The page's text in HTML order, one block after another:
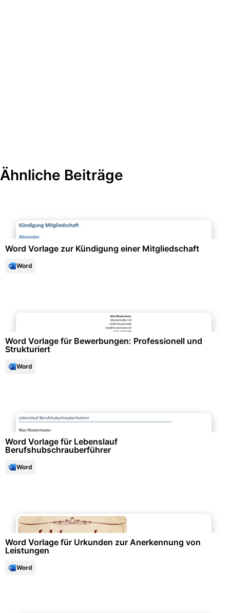
Ähnliche Beiträge
Word Vorlage zur Kündigung einer Mitgliedschaft
Word
Word Vorlage für Bewerbungen: Professionell und
Strukturiert
Word
Word Vorlage für Lebenslauf
Berufshubschrauberführer
Word
Word Vorlage für Urkunden zur Anerkennung von
Leistungen
Word